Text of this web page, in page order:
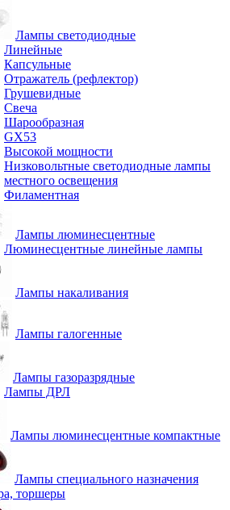
Лампы светодиодные
Линейные
Капсульные
Отражатель (рефлектор)
Грушевидные
Свеча
Шарообразная
GX53
Высокой мощности
Низковольтные светодиодные лампы
местного освещения
Филаментная
Лампы люминесцентные
Люминесцентные линейные лампы
Лампы накаливания
Лампы галогенные
Лампы газоразрядные
Лампы ДРЛ
Лампы люминесцентные компактные
Лампы специального назначения
торшеры